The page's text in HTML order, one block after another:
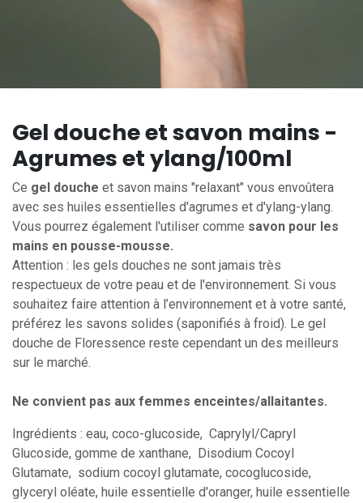
Gel douche et savon mains -
Agrumes et ylang/100ml
Ce gel douche et savon mains "relaxant" vous envoûtera
avec ses huiles essentielles d'agrumes et d'ylang-ylang.
Vous pourrez également l'utiliser comme savon pour les
mains en pousse-mousse.
Attention : les gels douches ne sont jamais très
respectueux de votre peau et de l'environnement. Si vous
souhaitez faire attention à l’environnement et à votre santé,
préférez les savons solides (saponifiés à froid). Le gel
douche de Floressence reste cependant un des meilleurs
sur le marché.
Ne convient pas aux femmes enceintes/allaitantes.
Ingrédients : eau, coco-glucoside, Caprylyl/Capryl
Glucoside, gomme de xanthane, Disodium Cocoyl
Glutamate, sodium cocoyl glutamate, cocoglucoside,
glyceryl oléate, huile essentielle d'oranger, huile essentielle